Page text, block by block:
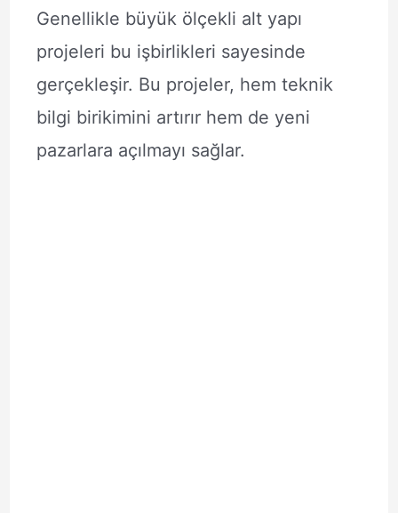
Genellikle büyük ölçekli alt yapı
projeleri bu işbirlikleri sayesinde
gerçekleşir. Bu projeler, hem teknik
bilgi birikimini artırır hem de yeni
pazarlara açılmayı sağlar.